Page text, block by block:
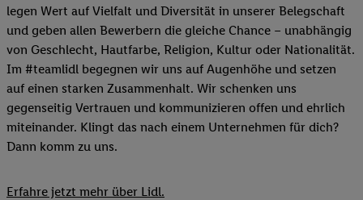
legen Wert auf Vielfalt und Diversität in unserer Belegschaft
und geben allen Bewerbern die gleiche Chance – unabhängig
von Geschlecht, Hautfarbe, Religion, Kultur oder Nationalität.
Im #teamlidl begegnen wir uns auf Augenhöhe und setzen
auf einen starken Zusammenhalt. Wir schenken uns
gegenseitig Vertrauen und kommunizieren offen und ehrlich
miteinander. Klingt das nach einem Unternehmen für dich?
Dann komm zu uns.​
Erfahre jetzt mehr über Lidl.